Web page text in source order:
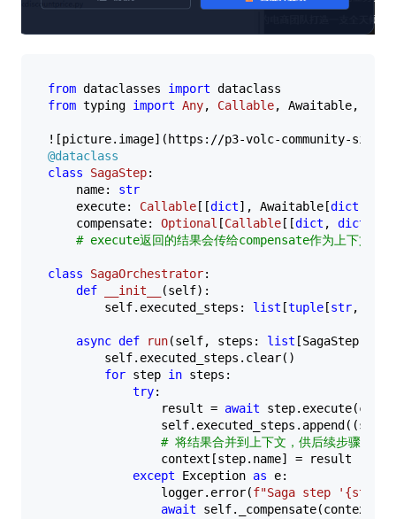
from dataclasses import
from typing import Any, Callable, Awaitable,
![picture.image](https://p3-volc-community-
@dataclass
class
SagaStep:
    name:
str
    execute:
Callable[[dict], Awaitable[dict
    compensate:
Optional [Callable[[dict , dict
# execute返回的结果会传给compensate作为上下文
class SagaOrchestrator:
def
__init__ (self):
        self.executed_steps:
list [tuple[str,
async def run(self, steps: list [SagaStep],
        self.executed_steps.clear()
for step in steps:
try:
                result =
await
# 将结果合并到上下文，供后续步骤使用
                context[step.name] = result
except Exception as e:
                logger.error(
f"Saga step '
await self._compensate(context)